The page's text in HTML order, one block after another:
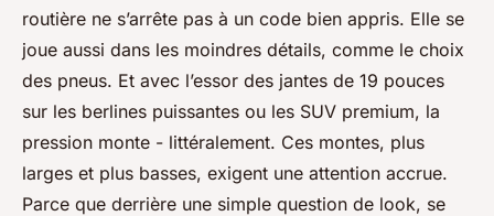
routière ne s’arrête pas à un code bien appris. Elle se
joue aussi dans les moindres détails, comme le choix
des pneus. Et avec l’essor des jantes de 19 pouces
sur les berlines puissantes ou les SUV premium, la
pression monte - littéralement. Ces montes, plus
larges et plus basses, exigent une attention accrue.
Parce que derrière une simple question de look, se